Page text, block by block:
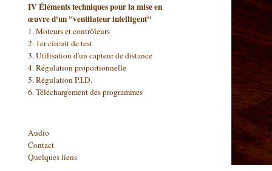
IV Éléments techniques pour la mise en
œuvre d'un "ventilateur intelligent"
1. Moteurs et contrôleurs
2. 1er circuit de test
3.Utilisation d'un capteur de distance
4.Régulation proportionnelle
5.Régulation P.I.D.
6. Téléchargement des programmes
Audio
Contact
Quelques liens